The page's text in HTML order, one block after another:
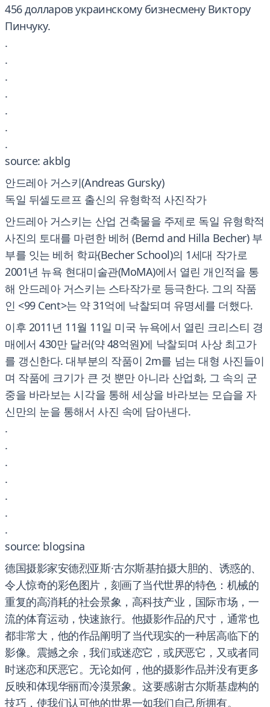
456 долларов украинскому бизнесмену Виктору
Пинчуку.
.
.
.
.
.
.
.
source: akblg
안드레아 거스키(Andreas Gursky)
독일 뒤셀도르프 출신의 유형학적 사진작가
안드레아 거스키는 산업 건축물을 주제로 독일 유형학적
사진의 토대를 마련한 베허 (Bernd and Hilla Becher) 부
부를 잇는 베허 학파(Becher School)의 1세대 작가로
2001년 뉴욕 현대미술관(MoMA)에서 열린 개인적을 통
해 안드레아 거스키는 스타작가로 등극한다. 그의 작품
인 <99 Cent>는 약 31억에 낙찰되며 유명세를 더했다.
이후 2011년 11월 11일 미국 뉴욕에서 열린 크리스티 경
매에서 430만 달러(약 48억원)에 낙찰되며 사상 최고가
를 갱신한다. 대부분의 작품이 2m를 넘는 대형 사진들이
며 작품에 크기가 큰 것 뿐만 아니라 산업화, 그 속의 군
중을 바라보는 시각을 통해 세상을 바라보는 모습을 자
신만의 눈을 통해서 사진 속에 담아낸다.
.
.
.
.
.
.
.
source: blogsina
德国摄影家安德烈亚斯·古尔斯基拍摄大胆的、诱惑的、
令人惊奇的彩色图片，刻画了当代世界的特色：机械的
重复的高消耗的社会景象，高科技产业，国际市场，一
流的体育运动，快速旅行。他摄影作品的尺寸，通常也
都非常大，他的作品阐明了当代现实的一种居高临下的
影像。震撼之余，我们或迷恋它，或厌恶它，又或者同
时迷恋和厌恶它。无论如何，他的摄影作品并没有更多
反映和体现华丽而冷漠景象。这要感谢古尔斯基虚构的
技巧，使我们认可他的世界一如我们自己所拥有。